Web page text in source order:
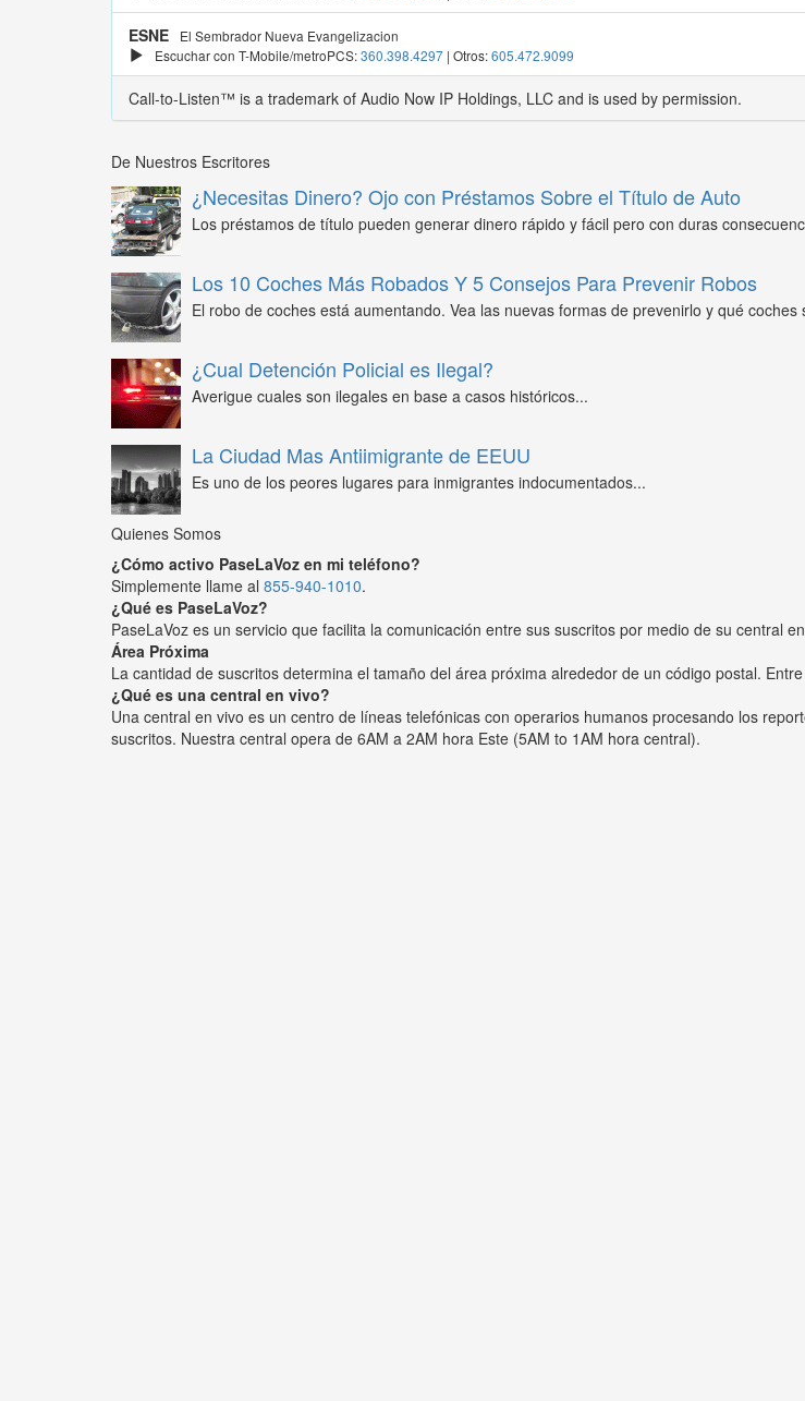
ESNE
El Sembrador Nueva Evangelizacion
Escuchar con T-Mobile/metroPCS:360.398.4297 | Otros:605.472.9099
Call-to-Listen™ is a trademark of Audio Now IP Holdings, LLC and is used by permission.
De Nuestros Escritores
¿Necesitas Dinero? Ojo con Préstamos Sobre el Título de Auto
Los préstamos de título pueden generar dinero rápido y fácil pero con duras
Los 10 Coches Más Robados Y 5 Consejos Para Prevenir Robos
El robo de coches está aumentando. Vea las nuevas formas de prevenirlo y qué coches
¿Cual Detención Policial es Ilegal?
Averigue cuales son ilegales en base a casos históricos...
La Ciudad Mas Antiimigrante de EEUU
Es uno de los peores lugares para inmigrantes indocumentados...
Quienes Somos
¿Cómo activo PaseLaVoz en mi teléfono?
Simplemente llame al 855-940-1010.
¿Qué es PaseLaVoz?
PaseLaVoz es un servicio que facilita la comunicación entre sus suscritos por medio de su central
Área Próxima
La cantidad de suscritos determina el tamaño del área próxima alrededor de un código postal.
¿Qué es una central en vivo?
Una central en vivo es un centro de líneas telefónicas con operarios humanos procesando los
suscritos. Nuestra central opera de 6AM a 2AM hora Este (5AM to 1AM hora central).